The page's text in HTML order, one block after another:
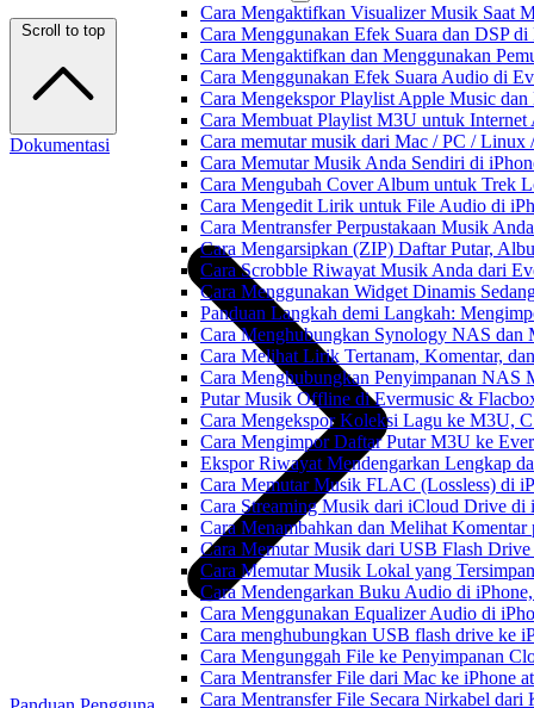
Cara Mengaktifkan Visualizer Musik Saat
Cara Menggunakan Efek Suara dan DSP
Cara Mengaktifkan dan Menggunakan
Cara Menggunakan Efek Suara Audio di
Cara Mengekspor Playlist Apple Music
Cara Membuat Playlist M3U untuk
Cara memutar musik dari Mac / PC /
Cara Memutar Musik Anda Sendiri di
Cara Mengubah Cover Album untuk Trek
Cara Mengedit Lirik untuk File Audio di
Cara Mentransfer Perpustakaan Musik
Cara Mengarsipkan (ZIP) Daftar Putar,
Cara Scrobble Riwayat Musik Anda dari
Cara Menggunakan Widget Dinamis
Panduan Langkah demi Langkah:
Cara Menghubungkan Synology NAS dan
Cara Melihat Lirik Tertanam, Komentar,
Cara Menghubungkan Penyimpanan NAS
Putar Musik Offline di Evermusic &
Cara Mengekspor Koleksi Lagu ke M3U,
Cara Mengimpor Daftar Putar M3U ke
Ekspor Riwayat Mendengarkan Lengkap
Cara Memutar Musik FLAC (Lossless) di
Cara Streaming Musik dari iCloud Drive di
Cara Menambahkan dan Melihat
Cara Memutar Musik dari USB Flash
Cara Memutar Musik Lokal yang
Cara Mendengarkan Buku Audio di
Cara Menggunakan Equalizer Audio di
Cara menghubungkan USB flash drive ke
Cara Mengunggah File ke Penyimpanan
Cara Mentransfer File dari Mac ke iPhone
Cara Mentransfer File Secara Nirkabel
Scroll to top
Dokumentasi